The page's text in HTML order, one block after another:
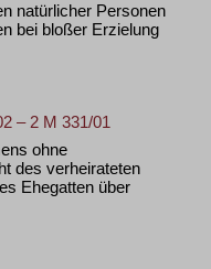
natürlicher Personen
bei bloßer Erzielung
– 2 M 331/01
ohne
des verheirateten
Ehegatten über